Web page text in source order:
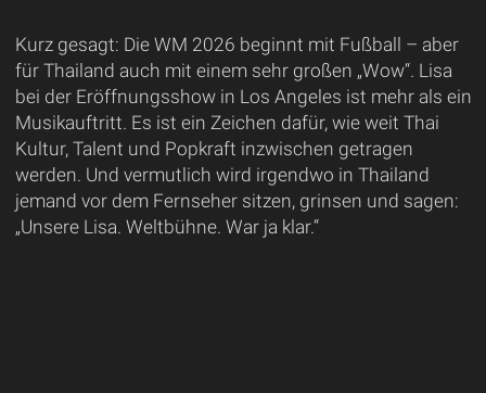
Kurz gesagt: Die WM 2026 beginnt mit Fußball – aber
für Thailand auch mit einem sehr großen „Wow“. Lisa
bei der Eröffnungsshow in Los Angeles ist mehr als ein
Musikauftritt. Es ist ein Zeichen dafür, wie weit Thai
Kultur, Talent und Popkraft inzwischen getragen
werden. Und vermutlich wird irgendwo in Thailand
jemand vor dem Fernseher sitzen, grinsen und sagen:
„Unsere Lisa. Weltbühne. War ja klar.“